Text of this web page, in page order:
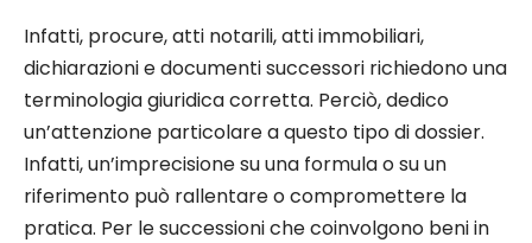
Infatti, procure, atti notarili, atti immobiliari,
dichiarazioni e documenti successori richiedono una
terminologia giuridica corretta. Perciò, dedico
un’attenzione particolare a questo tipo di dossier.
Infatti, un’imprecisione su una formula o su un
riferimento può rallentare o compromettere la
pratica. Per le successioni che coinvolgono beni in